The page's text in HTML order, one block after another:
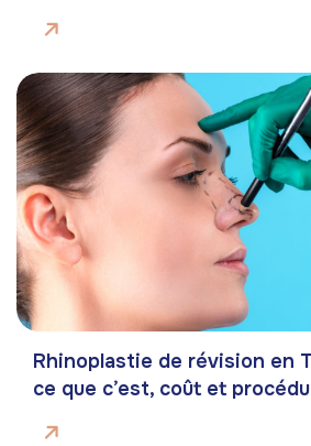
Rhinoplastie de révision en
ce que c’est, coût et